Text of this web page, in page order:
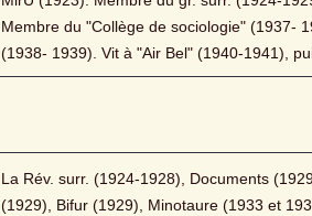
Membre du "Collège de sociologie" (1937-
(1938- 1939). Vit à "Air Bel" (1940-1941),
La Rév. surr. (1924-1928), Documents
(1929), Bifur (1929), Minotaure (1933 et